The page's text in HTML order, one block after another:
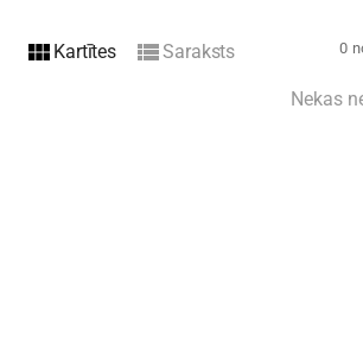
Ēkas tips
view_module Kartītes view_listSaraksts 0
Nekas